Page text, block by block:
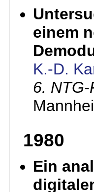
einem
K.-D.
6.
1980
Ein